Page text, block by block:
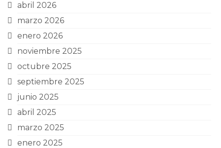
abril 2026
marzo 2026
enero 2026
noviembre 2025
octubre 2025
septiembre 2025
junio 2025
abril 2025
marzo 2025
enero 2025